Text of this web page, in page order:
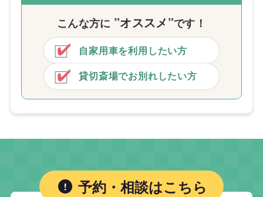
こんな方に ”オススメ”です！
自家用車を利用したい方
貸切斎場でお別れしたい方
予約・相談はこちら